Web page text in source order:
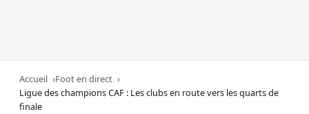
Accueil
Foot en direct
Ligue des champions CAF : Les clubs en route vers les quarts de
finale